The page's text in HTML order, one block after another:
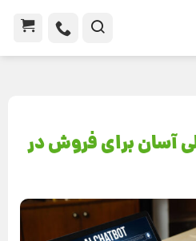
آسان برای فروش در